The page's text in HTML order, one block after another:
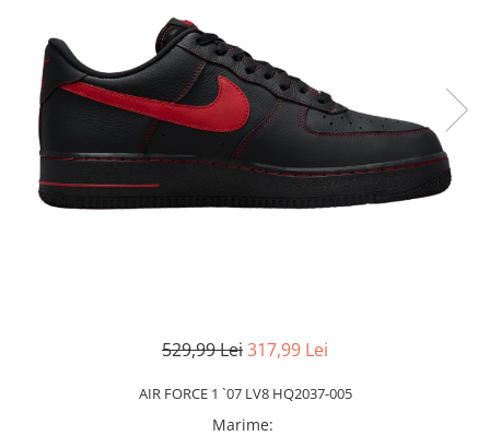
Pantofi sport femei
Slapi femei
529,99 Lei317,99 Lei
AIR FORCE 1 `07 LV8 HQ2037-005
Marime: